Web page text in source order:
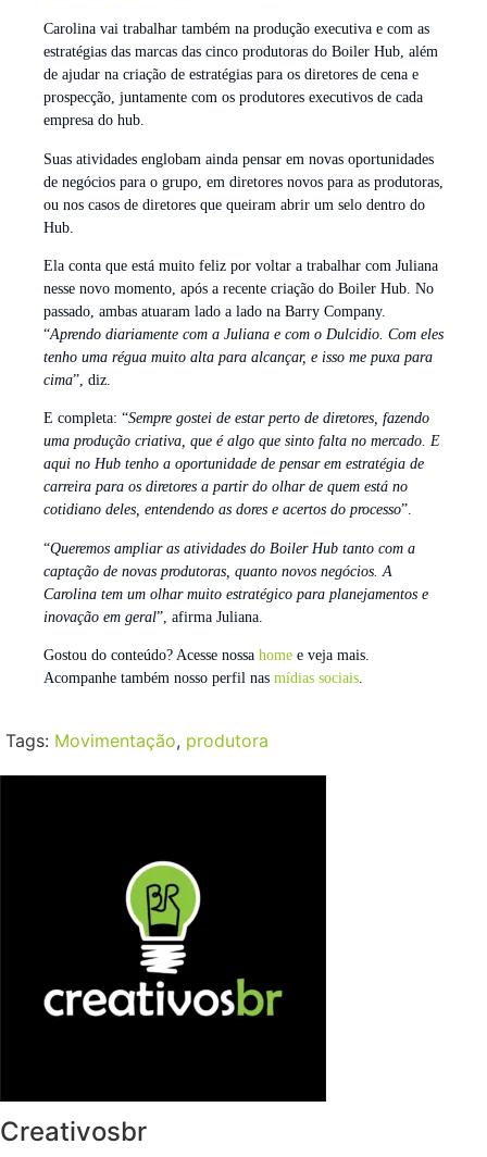
Carolina vai trabalhar também na produção executiva e com as
estratégias das marcas das cinco produtoras do Boiler Hub, além
de ajudar na criação de estratégias para os diretores de cena e
prospecção, juntamente com os produtores executivos de cada
empresa do hub.
Suas atividades englobam ainda pensar em novas oportunidades
de negócios para o grupo, em diretores novos para as produtoras,
ou nos casos de diretores que queiram abrir um selo dentro do
Hub.
Ela conta que está muito feliz por voltar a trabalhar com Juliana
nesse novo momento, após a recente criação do Boiler Hub. No
passado, ambas atuaram lado a lado na Barry Company.
“Aprendo diariamente com a Juliana e com o Dulcidio. Com eles
tenho uma régua muito alta para alcançar, e isso me puxa para
cima”, diz.
E completa: “Sempre gostei de estar perto de diretores, fazendo
uma produção criativa, que é algo que sinto falta no mercado. E
aqui no Hub tenho a oportunidade de pensar em estratégia de
carreira para os diretores a partir do olhar de quem está no
cotidiano deles, entendendo as dores e acertos do processo”.
“Queremos ampliar as atividades do Boiler Hub tanto com a
captação de novas produtoras, quanto novos negócios. A
Carolina tem um olhar muito estratégico para planejamentos e
inovação em geral”, afirma Juliana.
Gostou do conteúdo? Acesse nossa home e veja mais.
Acompanhe também nosso perfil nas mídias sociais.
Tags: Movimentação, produtora
Creativosbr